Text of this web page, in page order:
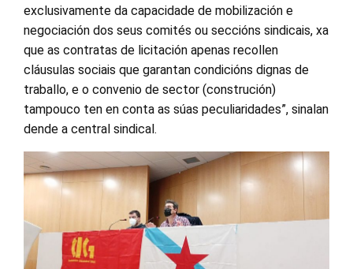
exclusivamente da capacidade de mobilización e
negociación dos seus comités ou seccións sindicais, xa
que as contratas de licitación apenas recollen
cláusulas sociais que garantan condicións dignas de
traballo, e o convenio de sector (construción)
tampouco ten en conta as súas peculiaridades”, sinalan
dende a central sindical.